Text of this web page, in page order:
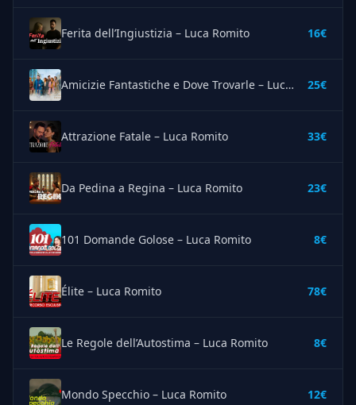
Ferita dell’Ingiustizia – Luca Romito 16€
Amicizie Fantastiche e Dove Trovarle – Luca Romito 25€
Attrazione Fatale – Luca Romito 33€
Da Pedina a Regina – Luca Romito 23€
101 Domande Golose – Luca Romito 8€
Élite – Luca Romito 78€
Le Regole dell’Autostima – Luca Romito 8€
Mondo Specchio – Luca Romito 12€